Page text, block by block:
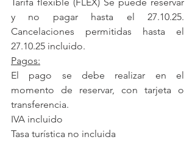
Tarifa flexible (FLEX) Se puede reservar
y no pagar hasta el 27.10.25.
Cancelaciones permitidas hasta el
27.10.25 incluido.
Pagos:
El pago se debe realizar en el
momento de reservar, con tarjeta o
transferencia.
IVA incluido
Tasa turística no incluida